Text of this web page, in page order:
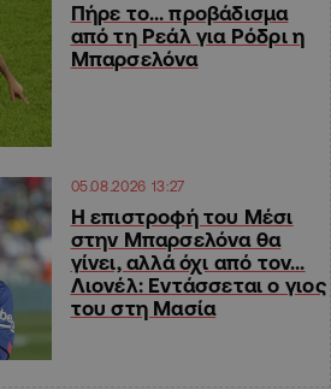
Πήρε το… προβάδισμα
από τη Ρεάλ για Ρόδρι η
Μπαρσελόνα
05.08.2026 13:27
Η επιστροφή του Μέσι
στην Μπαρσελόνα θα
γίνει, αλλά όχι από τον…
Λιονέλ: Εντάσσεται ο γιος
του στη Μασία